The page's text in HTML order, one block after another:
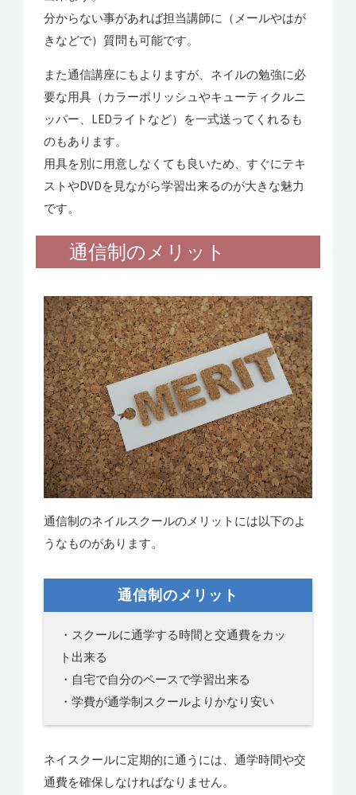
分からない事があれば担当講師に（メールやはが
きなどで）質問も可能です。
また通信講座にもよりますが、ネイルの勉強に必
要な用具（カラーポリッシュやキューティクルニ
ッパー、LEDライトなど）を一式送ってくれるも
のもあります。
用具を別に用意しなくても良いため、すぐにテキ
ストやDVDを見ながら学習出来るのが大きな魅力
です。
通信制のメリット
通信制のネイルスクールのメリットには以下のよ
うなものがあります。
通信制のメリット
・スクールに通学する時間と交通費をカッ
ト出来る
・自宅で自分のペースで学習出来る
・学費が通学制スクールよりかなり安い
ネイスクールに定期的に通うには、通学時間や交
通費を確保しなければなりません。